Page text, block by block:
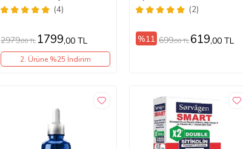
(4)
2979,00 TL 1799,00 TL
2. Ürüne %25 İndirim
(2)
%11 699,00 TL 619,00 TL